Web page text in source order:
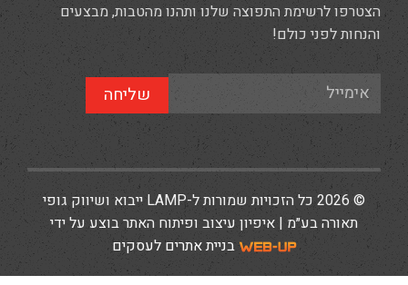
הצטרפו לרשימת התפוצה שלנו ותהנו מהטבות, מבצעים
והנחות לפני כולם!
שליחה
© 2026 כל הזכויות שמורות ל-LAMP ייבוא ושיווק גופי
תאורה בע״מ | איפיון עיצוב ופיתוח האתר בוצע על ידי
בניית אתרים לעסקים